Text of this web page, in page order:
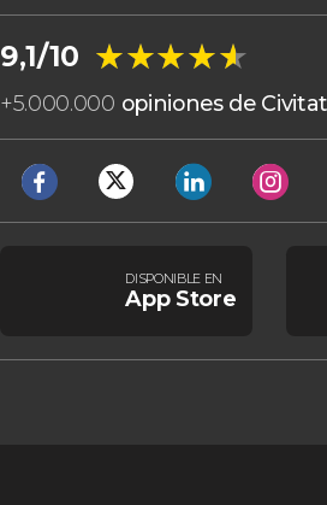
9,1/10 ★★★★★
★★★★★
+5.000.000 opiniones de
DISPONIBLE EN
App Store